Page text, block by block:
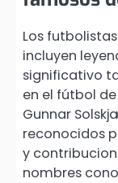
Los
incluyen
significativo
en el fútbol
Gunnar
reconocidos
y
nombres